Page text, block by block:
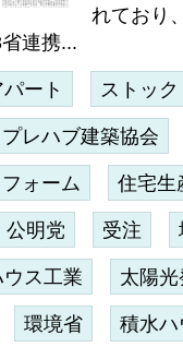
れており
連携...
パート ストック
プレハブ建築協会
フォーム 住宅生
公明党 受注
ス工業 太陽
環境省 積水ハ